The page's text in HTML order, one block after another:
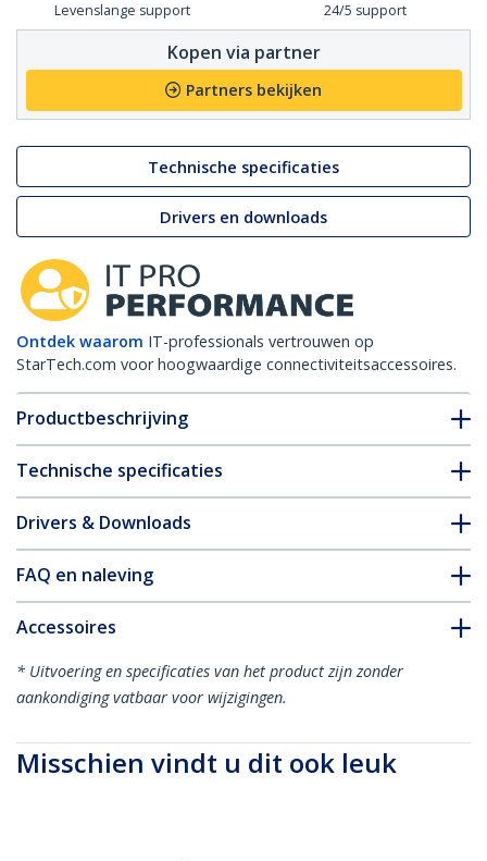
Levenslange support 24/5 support
Kopen via partner
Partners bekijken
Technische specificaties
Drivers en downloads
Ontdek waarom IT-professionals vertrouwen op
StarTech.com voor hoogwaardige connectiviteitsaccessoires.
Productbeschrijving
Technische specificaties
Drivers & Downloads
FAQ en naleving
Accessoires
* Uitvoering en specificaties van het product zijn zonder
aankondiging vatbaar voor wijzigingen.
Misschien vindt u dit ook leuk